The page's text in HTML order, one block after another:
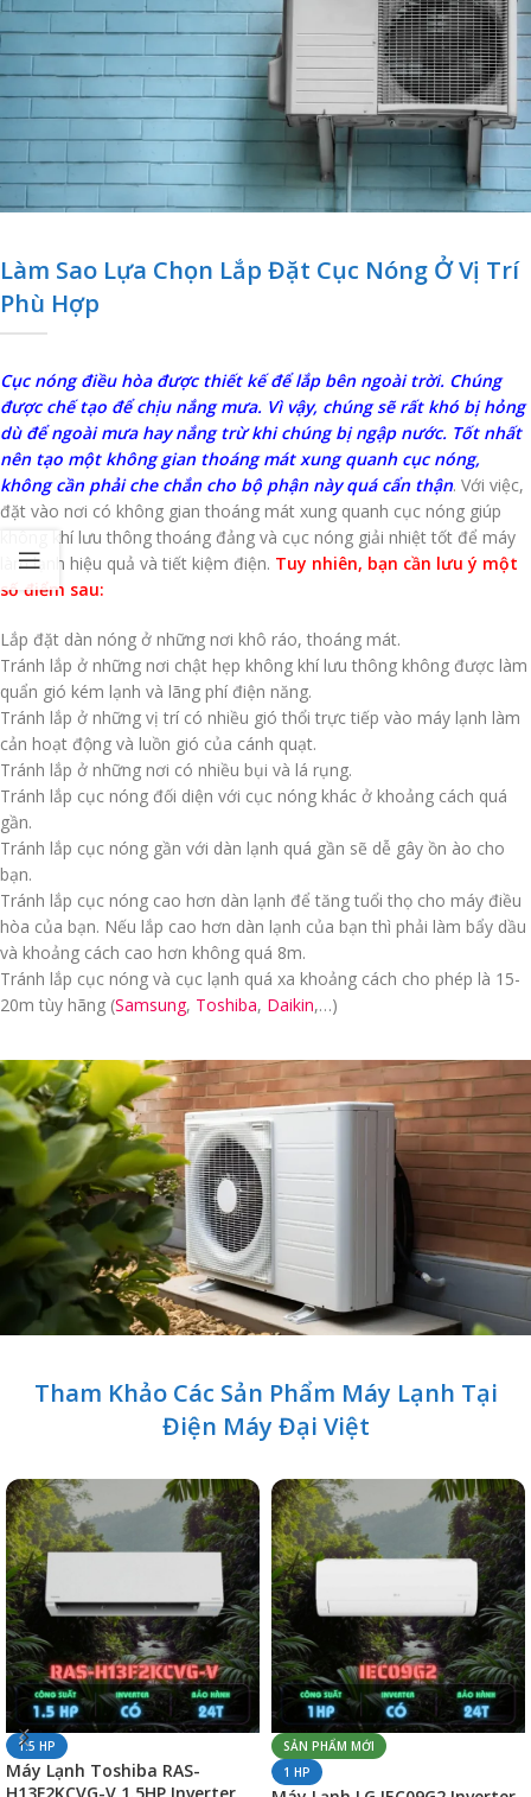
Làm Sao Lựa Chọn Lắp Đặt Cục Nóng Ở Vị Trí
Phù Hợp
Cục nóng điều hòa được thiết kế để lắp bên ngoài trời. Chúng
được chế tạo để chịu nắng mưa. Vì vậy, chúng sẽ rất khó bị hỏng
dù để ngoài mưa hay nắng trừ khi chúng bị ngập nước. Tốt nhất
nên tạo một không gian thoáng mát xung quanh cục nóng,
không cần phải che chắn cho bộ phận này quá cẩn thận. Với việc,
đặt vào nơi có không gian thoáng mát xung quanh cục nóng giúp
không khí lưu thông thoáng đảng và cục nóng giải nhiệt tốt để máy
làm lạnh hiệu quả và tiết kiệm điện. Tuy nhiên, bạn cần lưu ý một
số điểm sau:
Lắp đặt dàn nóng ở những nơi khô ráo, thoáng mát.
Tránh lắp ở những nơi chật hẹp không khí lưu thông không được làm
quẩn gió kém lạnh và lãng phí điện năng.
Tránh lắp ở những vị trí có nhiều gió thổi trực tiếp vào máy lạnh làm
cản hoạt động và luồn gió của cánh quạt.
Tránh lắp ở những nơi có nhiều bụi và lá rụng.
Tránh lắp cục nóng đối diện với cục nóng khác ở khoảng cách quá
gần.
Tránh lắp cục nóng gần với dàn lạnh quá gần sẽ dễ gây ồn ào cho
bạn.
Tránh lắp cục nóng cao hơn dàn lạnh để tăng tuổi thọ cho máy điều
hòa của bạn. Nếu lắp cao hơn dàn lạnh của bạn thì phải làm bẩy dầu
và khoảng cách cao hơn không quá 8m.
Tránh lắp cục nóng và cục lạnh quá xa khoảng cách cho phép là 15-
20m tùy hãng (Samsung, Toshiba, Daikin,…)
Tham Khảo Các Sản Phẩm Máy Lạnh Tại
Điện Máy Đại Việt
1.5 HP
Máy Lạnh Toshiba RAS-
SẢN PHẨM MỚI
1 HP